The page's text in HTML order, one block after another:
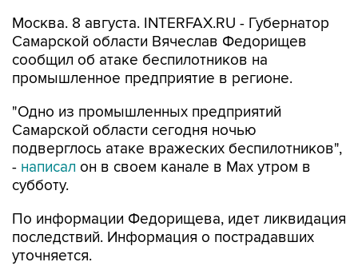
Москва. 8 августа. INTERFAX.RU - Губернатор
Самарской области Вячеслав Федорищев
сообщил об атаке беспилотников на
промышленное предприятие в регионе.
"Одно из промышленных предприятий
Самарской области сегодня ночью
подверглось атаке вражеских беспилотников",
- написал он в своем канале в Max утром в
субботу.
По информации Федорищева, идет ликвидация
последствий. Информация о пострадавших
уточняется.